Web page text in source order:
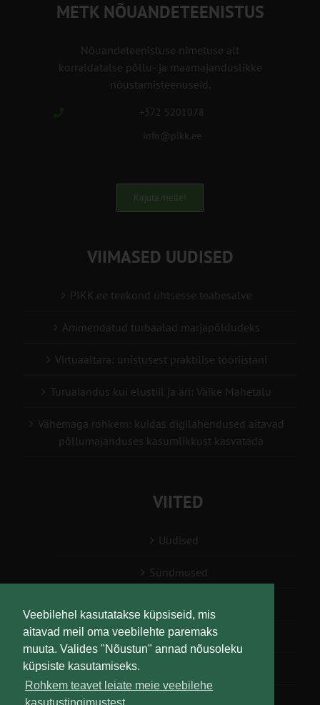
Veebilehel kasutatakse küpsiseid, mis
aitavad meil oma veebilehte paremaks
muuta. Valides "Nõustun" annad nõusoleku
küpsiste kasutamiseks.
Rohkem teavet leiate meie veebilehe
METK NÕUANDETEENISTUS
Nõuandeteenistuse nimetuse alt
korraldatalse põllu- ja maamajanduslikke
nõustamisteenuseid.
+372 5201078
info@pikk.ee
Kirjuta meile!
VIIMASED UUDISED
PIKK.ee teekond ühtsesse teabesalve
Ammendatud turbaalad marjapõldudeks
Virtuaaltara: unistusest praktilise tööriistani
Turuaiandus kui elustiil ja äri: Väike Mahetalu
Vähemaga rohkem: kuidas digilahendused aitavad
põllumajanduses kasumlikkust kasvatada
VIITED
Uudised
Sündmused
Teabesalv
Liitu uudiskirjaga